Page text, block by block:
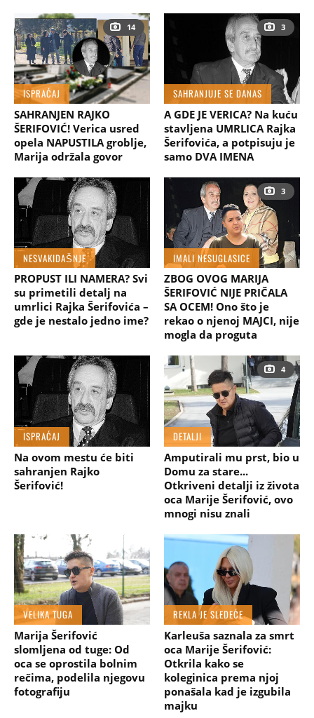
14
ISPRAĆAJ
SAHRANJEN RAJKO
ŠERIFOVIĆ! Verica usred
opela NAPUSTILA groblje,
Marija održala govor
3
SAHRANJUJE SE DANAS
A GDE JE VERICA? Na kuću
stavljena UMRLICA Rajka
Šerifovića, a potpisuju je
samo DVA IMENA
NESVAKIDAŠNJE
PROPUST ILI NAMERA? Svi
su primetili detalj na
umrlici Rajka Šerifovića –
gde je nestalo jedno ime?
3
IMALI NESUGLASICE
ZBOG OVOG MARIJA
ŠERIFOVIĆ NIJE PRIČALA
SA OCEM! Ono što je
rekao o njenoj MAJCI, nije
mogla da proguta
ISPRAĆAJ
Na ovom mestu će biti
sahranjen Rajko
Šerifović!
4
DETALJI
Amputirali mu prst, bio u
Domu za stare...
Otkriveni detalji iz života
oca Marije Šerifović, ovo
mnogi nisu znali
VELIKA TUGA
Marija Šerifović
slomljena od tuge: Od
oca se oprostila bolnim
rečima, podelila njegovu
fotografiju
REKLA JE SLEDEĆE
Karleuša saznala za smrt
oca Marije Šerifović:
Otkrila kako se
koleginica prema njoj
ponašala kad je izgubila
majku